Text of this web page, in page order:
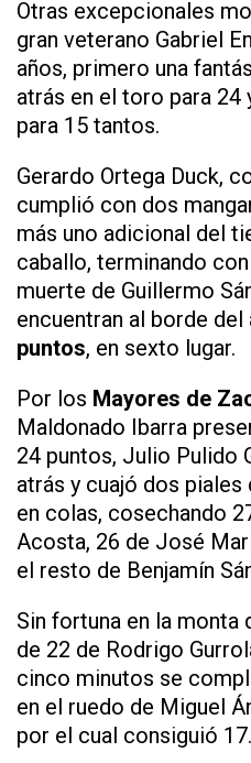
Otras excepcionales
gran veterano Gabriel
años, primero una
atrás en el toro para 24
para 15 tantos.
Gerardo Ortega Duck,
cumplió con dos
más uno adicional del
caballo, terminando
muerte de Guillermo
encuentran al borde
puntos, en sexto lugar.
Por los Mayores de
Maldonado Ibarra
24 puntos, Julio Pulido
atrás y cuajó dos piales
en colas, cosechando
Acosta, 26 de José
el resto de Benjamín
Sin fortuna en la
de 22 de Rodrigo
cinco minutos se
en el ruedo de Miguel
por el cual consiguió 17.